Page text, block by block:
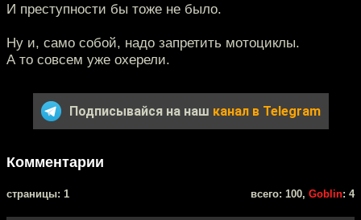
И преступности бы тоже не было.
Ну и, само собой, надо запретить мотоциклы.
А то совсем уже охерели.
Подписывайся на наш канал в Telegram
Комментарии
cтраницы: 1 всего: 100, Goblin: 4